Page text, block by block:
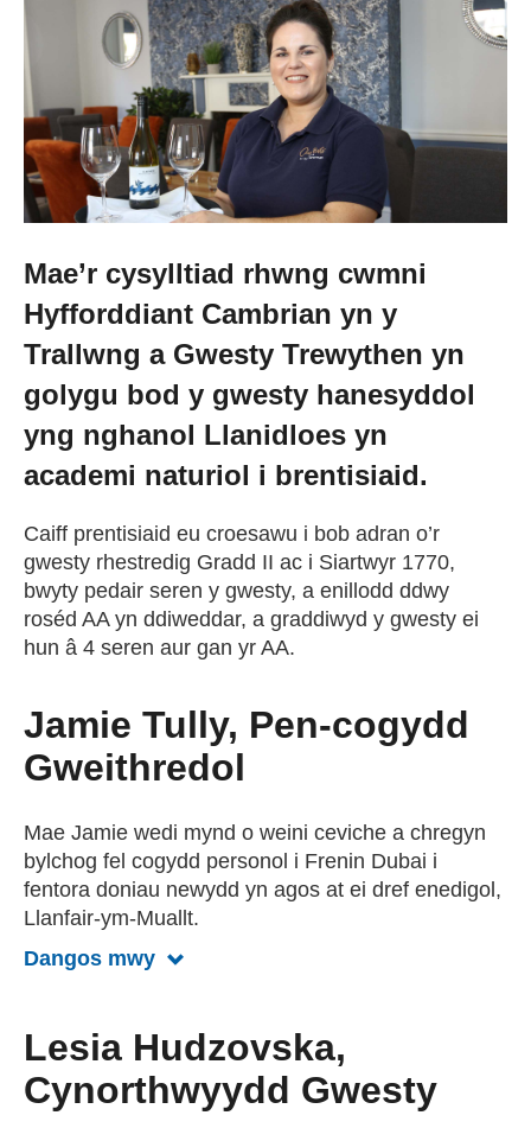
Newid dy stori
Straeon go iawn
Cysylltu â ni
Newyddion
Digwyddiadau
Gweithio i ni
Trefnu apwyntiad
Mae’r cysylltiad rhwng cwmni
Hyfforddiant Cambrian yn y
Trallwng a Gwesty Trewythen yn
golygu bod y gwesty hanesyddol
yng nghanol Llanidloes yn
academi naturiol i brentisiaid.
Caiff prentisiaid eu croesawu i bob adran o’r
gwesty rhestredig Gradd II ac i Siartwyr 1770,
bwyty pedair seren y gwesty, a enillodd ddwy
roséd AA yn ddiweddar, a graddiwyd y gwesty ei
hun â 4 seren aur gan yr AA.
Jamie Tully, Pen-cogydd
Gweithredol
Mae Jamie wedi mynd o weini ceviche a chregyn
bylchog fel cogydd personol i Frenin Dubai i
fentora doniau newydd yn agos at ei dref enedigol,
Llanfair-ym-Muallt.
Dangos mwy Dangos mwy am Jamie Tully, Pen-
Lesia Hudzovska,
Cynorthwyydd Gwesty